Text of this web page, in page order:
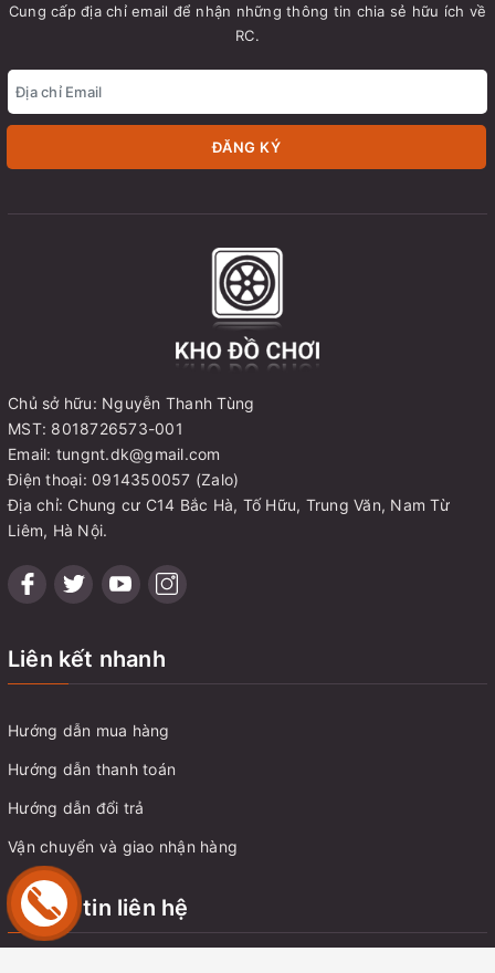
Cung cấp địa chỉ email để nhận những thông tin chia sẻ hữu ích về
RC.
ĐĂNG KÝ
Chủ sở hữu: Nguyễn Thanh Tùng
MST: 8018726573-001
Email: tungnt.dk@gmail.com
Điện thoại: 0914350057 (Zalo)
Địa chỉ: Chung cư C14 Bắc Hà, Tố Hữu, Trung Văn, Nam Từ
Liêm, Hà Nội.
Liên kết nhanh
Hướng dẫn mua hàng
Hướng dẫn thanh toán
Hướng dẫn đổi trả
Vận chuyển và giao nhận hàng
Thông tin liên hệ